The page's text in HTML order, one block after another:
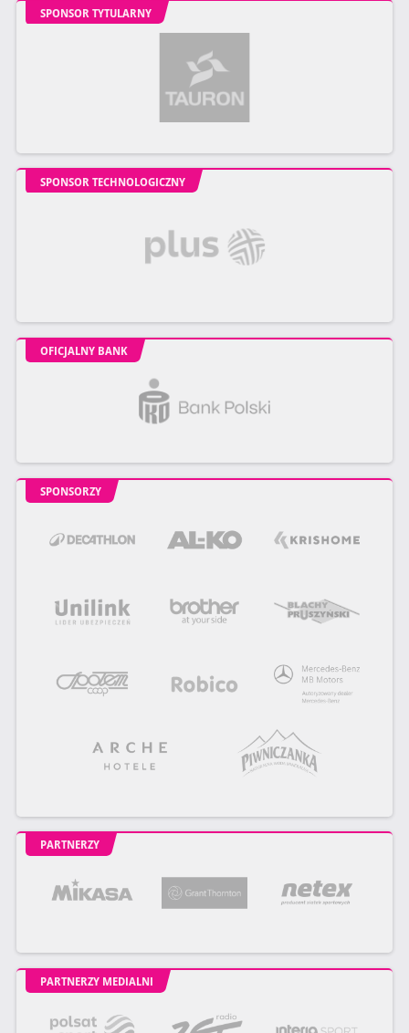
SPONSOR TYTULARNY
SPONSOR TECHNOLOGICZNY
OFICJALNY BANK
SPONSORZY
PARTNERZY
PARTNERZY MEDIALNI